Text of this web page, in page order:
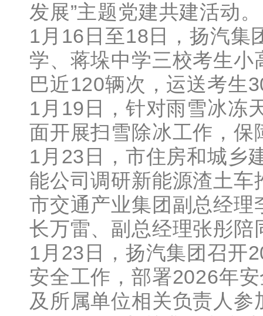
发展”主题党建共建活动。
1月16日至18日，扬汽集
学、蒋垛中学三校考生
巴近120辆次，运送考生
1月19日，针对雨雪冰冻
面开展扫雪除冰工作，保
1月23日，市住房和城乡
能公司调研新能源渣土
市交通产业集团副总经
长万雷、副总经理张彤陪
1月23日，扬汽集团召开
安全工作，部署2026年
及所属单位相关负责人参